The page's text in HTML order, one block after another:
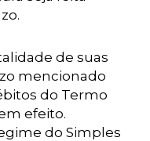
de suas
mencionado
do Termo
efeito.
do Simples